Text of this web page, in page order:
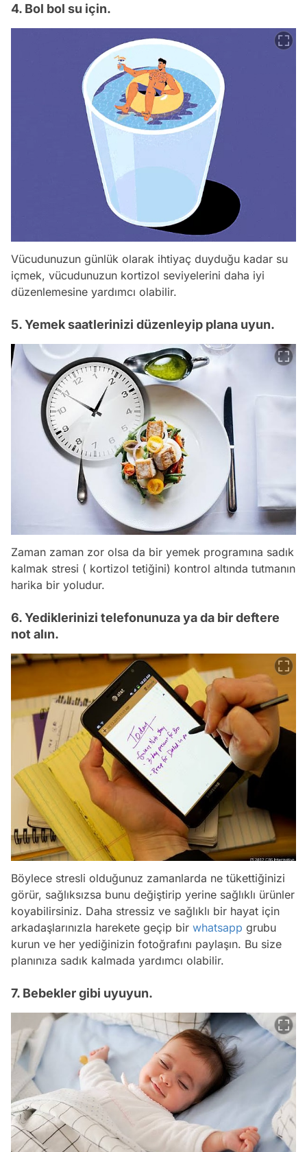
4. Bol bol su için.
Vücudunuzun günlük olarak ihtiyaç duyduğu kadar su
içmek, vücudunuzun kortizol seviyelerini daha iyi
düzenlemesine yardımcı olabilir.
5. Yemek saatlerinizi düzenleyip plana uyun.
Zaman zaman zor olsa da bir yemek programına sadık
kalmak stresi ( kortizol tetiğini) kontrol altında tutmanın
harika bir yoludur.
6. Yediklerinizi telefonunuza ya da bir deftere
not alın.
Böylece stresli olduğunuz zamanlarda ne tükettiğinizi
görür, sağlıksızsa bunu değiştirip yerine sağlıklı ürünler
koyabilirsiniz. Daha stressiz ve sağlıklı bir hayat için
arkadaşlarınızla harekete geçip bir whatsapp grubu
kurun ve her yediğinizin fotoğrafını paylaşın. Bu size
planınıza sadık kalmada yardımcı olabilir.
7. Bebekler gibi uyuyun.